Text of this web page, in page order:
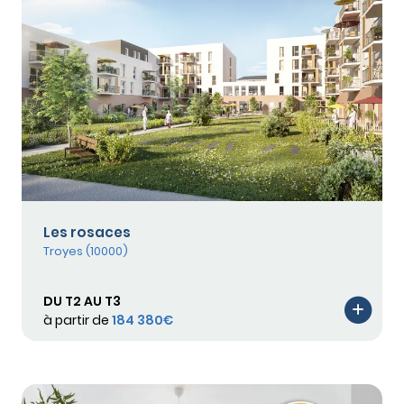
Les rosaces
Troyes (10000)
DU T2 AU T3
à partir de 184 380€